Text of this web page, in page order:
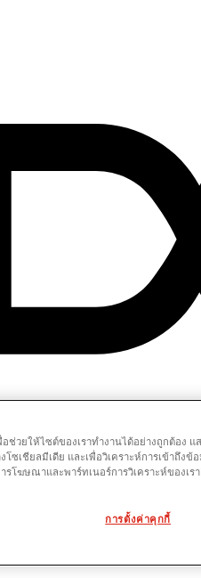
ำแหน่ง
อช่วยให้ไซต์ของเราทำงานได้อย่างถูกต้อง
ซเชียลมีเดีย และเพื่อวิเคราะห์การเข้าถึงข้
รโฆษณาและพาร์ทเนอร์การวิเคราะห์ของเร
การตั้งค่าคุกกี้